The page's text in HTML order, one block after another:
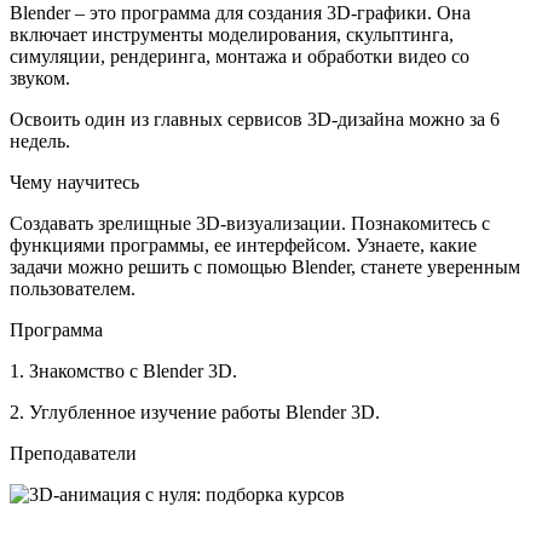
Blender – это программа для создания 3D-графики. Она
включает инструменты моделирования, скульптинга,
симуляции, рендеринга, монтажа и обработки видео со
звуком.
Освоить один из главных сервисов 3D-дизайна можно за 6
недель.
Чему научитесь
Создавать зрелищные 3D-визуализации. Познакомитесь с
функциями программы, ее интерфейсом. Узнаете, какие
задачи можно решить с помощью Blender, станете уверенным
пользователем.
Программа
1. Знакомство с Blender 3D.
2. Углубленное изучение работы Blender 3D.
Преподаватели